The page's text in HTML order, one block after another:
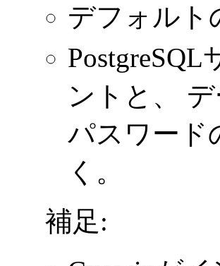
デフォルト
ントと、
パスワード
く。
補足: